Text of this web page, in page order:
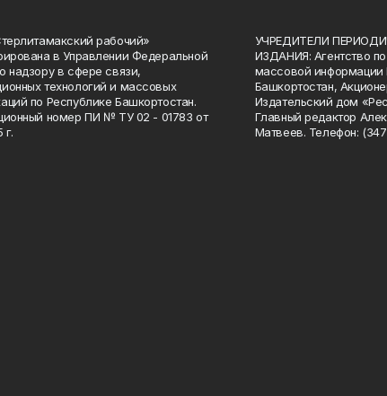
рабочий»
в Управлении Федеральной
надзору в сфере связи,
технологий и массовых
по Республике Башкортостан.
номер ПИ № ТУ 02 - 01783 от
г.
УЧРЕДИТЕЛИ
ИЗДАНИЯ: Агентство
массовой информации
Башкортостан,
Издательский дом
Главный редактор
Матвеев. Телефон: